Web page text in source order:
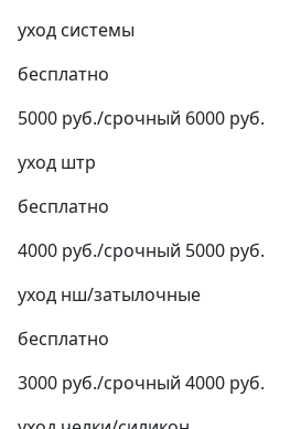
уход системы
бесплатно
5000 руб./срочный 6000 руб.
уход штр
бесплатно
4000 руб./срочный 5000 руб.
уход нш/затылочные
бесплатно
3000 руб./срочный 4000 руб.